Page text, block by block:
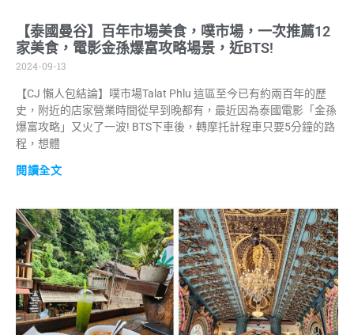
【泰國曼谷】百年市場美食，噗市場，一次推薦12
家美食，電影金孫爆富攻略場景，近BTS!
2024-09-13
【CJ 懶人包結論】噗市場Talat Phlu 這區至今已有約兩百年的歷
史，附近的店家營業時間從早到晚都有，最近因為泰國電影「金孫
爆富攻略」又火了一波! BTS下車後，轉摩托計程車只要5分鐘的路
程，想體
閱讀全文